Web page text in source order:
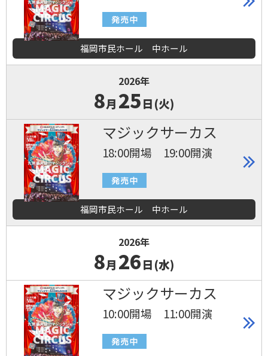
福岡市民ホール 中ホール
2026年
8月 25日(火)
マジックサーカス
18:00開場 19:00開演
福岡市民ホール 中ホール
2026年
8月 26日(水)
マジックサーカス
10:00開場 11:00開演